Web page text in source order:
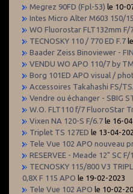
Megrez 90FD (Fpl-53) le 10-
Intes Micro Alter M603 150/
WO Fluorostar FLT132mm F/
TECNOSKY 110 / 770 ED F.7
Baader Zeiss Binoviewer -
VENDU WO APO 110/7 by
Borg 101ED APO visual /
Accessoires Takahashi FS/
Vendre ou échanger - SBIG
W.O. FLT110 f/7 FluoroStar
Vixen NA 120-S F/6.7 le 16-
Triplet TS 127ED le 13-04-
Tele Vue 102 APO nouveau
RESERVEE - Meade 12" SC F/
TECNOSKY 115/800 V3
0,8X F 115 APO le 19-02-2023
Tele Vue 102 APO le 10-02-